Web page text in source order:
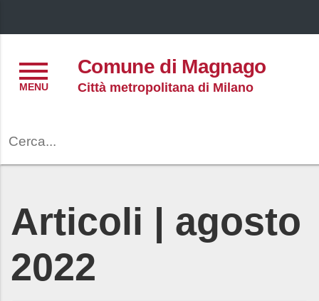
Comune di Magnago
Città metropolitana di Milano
Articoli | agosto
2022